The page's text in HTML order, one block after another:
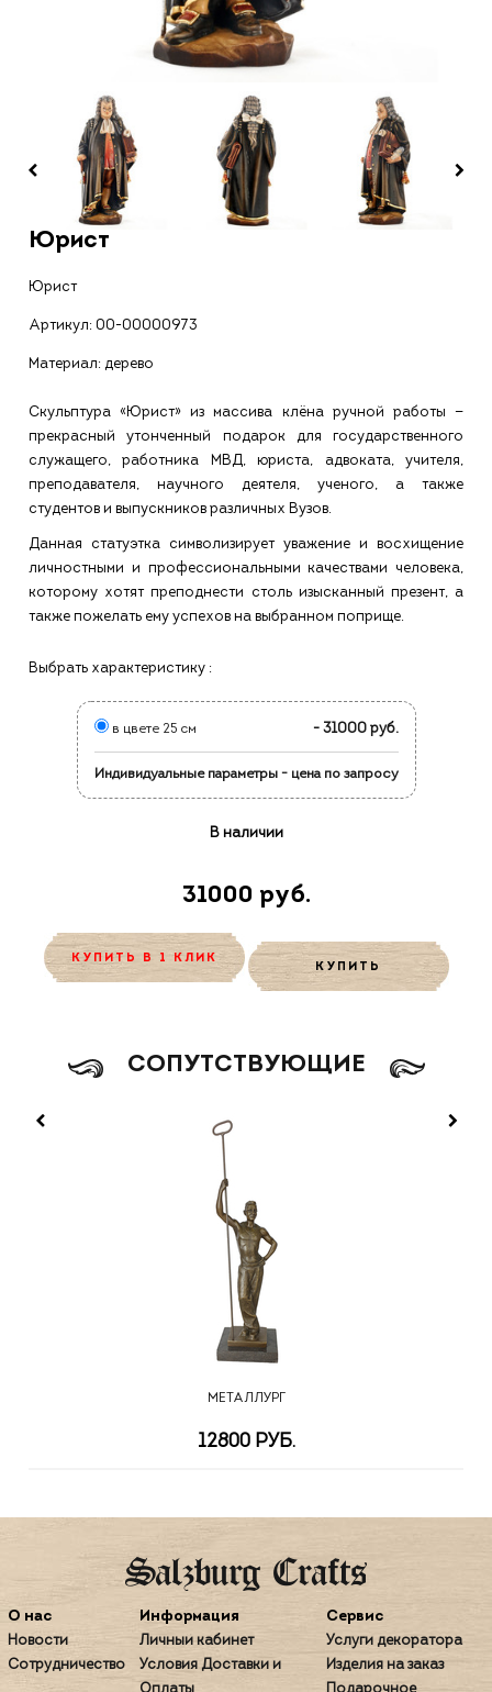
Юрист
Юрист
Артикул: 00-00000973
Материал: дерево
Скульптура «Юрист» из массива клёна ручной работы —
прекрасный утонченный подарок для государственного
служащего, работника МВД, юриста, адвоката, учителя,
преподавателя, научного деятеля, ученого, а также
студентов и выпускников различных Вузов.
Данная статуэтка символизирует уважение и восхищение
личностными и профессиональными качествами человека,
которому хотят преподнести столь изысканный презент, а
также пожелать ему успехов на выбранном поприще.
Выбрать характеристику :
в цвете 25 см - 31000 руб.
Индивидуальные параметры - цена по запросу
В наличии
31000 руб.
КУПИТЬ В 1 КЛИК
КУПИТЬ
CОПУТСТВУЮЩИЕ
МЕТАЛЛУРГ
12800 РУБ.
О нас
Новости
Сотрудничество
Информация
Личный кабинет
Условия Доставки и
Сервис
Услуги декоратора
Изделия на заказ